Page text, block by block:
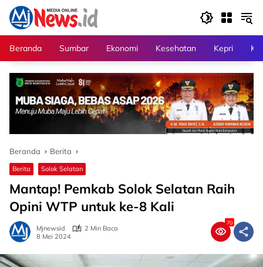
Langsung
konten
Beranda
Sumbar Ekonomi Kesehatan Kepri
Beranda Berita
Berita Solok Selatan
Mantap! Pemkab Solok Selatan Raih
Opini WTP untuk ke-8 Kali
Mjnewsid
2 Min Baca
8 Mei 2024
70